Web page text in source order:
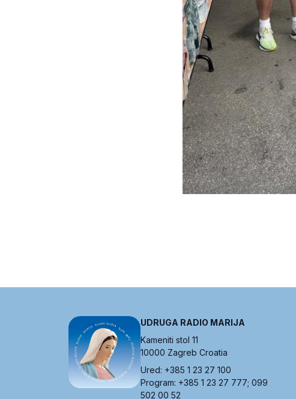
UDRUGA RADIO MARIJA
Kameniti stol 11
10000 Zagreb Croatia
Ured: +385 1 23 27 100
Program: +385 1 23 27 777; 099
502 00 52